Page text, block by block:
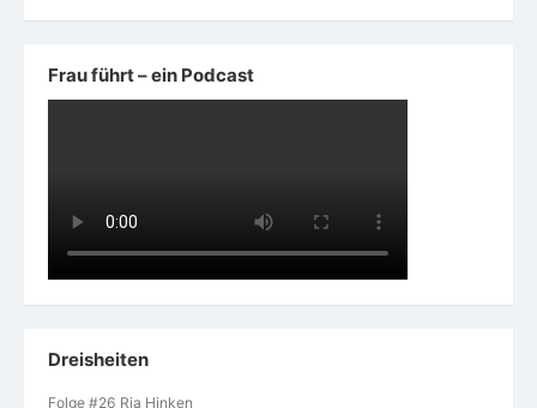
Frau führt – ein Podcast
Dreisheiten
Folge #26 Ria Hinken